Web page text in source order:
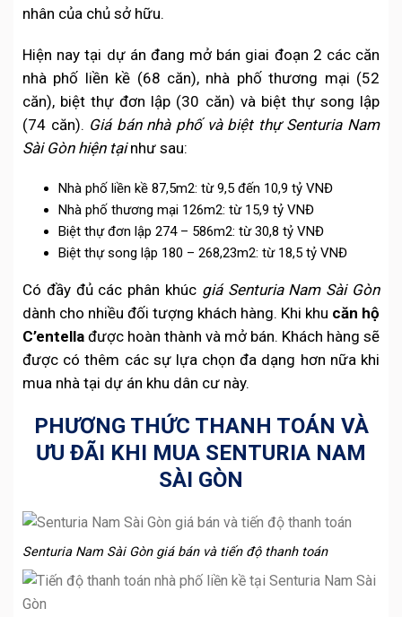
nhân của chủ sở hữu.
Hiện nay tại dự án đang mở bán giai đoạn 2 các căn
nhà phố liền kề (68 căn), nhà phố thương mại (52
căn), biệt thự đơn lập (30 căn) và biệt thự song lập
(74 căn). Giá bán nhà phố và biệt thự Senturia Nam
Sài Gòn hiện tạinhư sau:
Nhà phố liền kề 87,5m2: từ 9,5 đến 10,9 tỷ VNĐ
Nhà phố thương mại 126m2: từ 15,9 tỷ VNĐ
Biệt thự đơn lập 274 – 586m2: từ 30,8 tỷ VNĐ
Biệt thự song lập 180 – 268,23m2: từ 18,5 tỷ VNĐ
Có đầy đủ các phân khúc giá Senturia Nam Sài Gòn
dành cho nhiều đối tượng khách hàng. Khi khu căn hộ
C’entella được hoàn thành và mở bán. Khách hàng sẽ
được có thêm các sự lựa chọn đa dạng hơn nữa khi
mua nhà tại dự án khu dân cư này.
PHƯƠNG THỨC THANH TOÁN VÀ
ƯU ĐÃI KHI MUA SENTURIA NAM
SÀI GÒN
Senturia Nam Sài Gòn giá bán và tiến độ thanh toán